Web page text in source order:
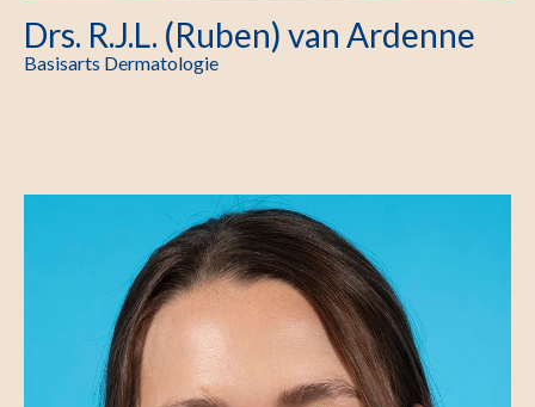
Drs. R.J.L. (Ruben) van Ardenne
Basisarts Dermatologie